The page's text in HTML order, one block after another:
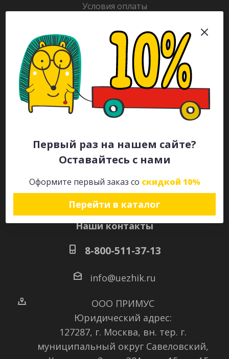
Первый раз на нашем сайте?
Оставайтесь с нами
Оформите первый заказ со скидкой 10%
Перейти в каталог
Условия оплаты
Гарантия на товар
Раскраски
Рекламодателям
Каталог
Будьте всегда в курсе!
Наши контакты
8-800-511-37-13
info@uezhik.ru
ООО ПРИМУС
Юридический адрес:
127287, г. Москва, вн. тер. г.
муниципальный округ Савеловский,